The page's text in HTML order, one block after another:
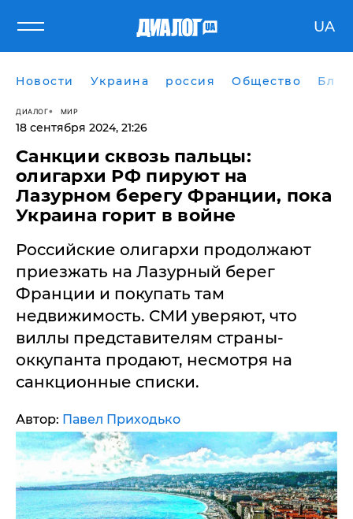
UA
Новости Украина россия Общество
ДИАЛОГ МИР
18 сентября 2024, 21:26
Санкции сквозь пальцы:
олигархи РФ пируют на
Лазурном берегу Франции, пока
Украина горит в войне
Российские олигархи продолжают
приезжать на Лазурный берег
Франции и покупать там
недвижимость. СМИ уверяют, что
виллы представителям страны-
оккупанта продают, несмотря на
санкционные списки.
Автор: Павел Приходько